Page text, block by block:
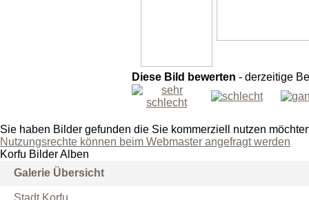
Diese Bild bewerten - derzeitige
Sie haben Bilder gefunden die Sie kommerziell nutzen
Nutzungsrechte können beim Webmaster angefragt werden
Korfu Bilder Alben
Galerie Übersicht